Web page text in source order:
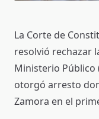
La Corte de
resolvió rechazar
Ministerio Público
otorgó arresto
Zamora en el